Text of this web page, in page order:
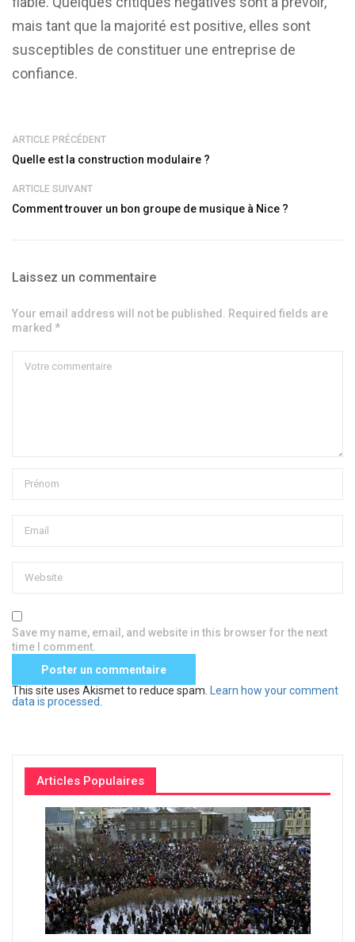
mais tant que la majorité est positive, elles sont
susceptibles de constituer une entreprise de
confiance.
ARTICLE PRÉCÉDENT
Quelle est la construction modulaire ?
ARTICLE SUIVANT
Comment trouver un bon groupe de musique à Nice ?
Laissez un commentaire
Your email address will not be published. Required fields are
marked *
Save my name, email, and website in this browser for the next
time I comment.
This site uses Akismet to reduce spam.
Learn how your comment
data is processed
Articles Populaires